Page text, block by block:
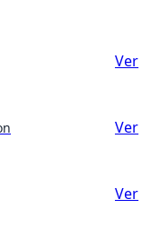
Ver
Ver
Ver